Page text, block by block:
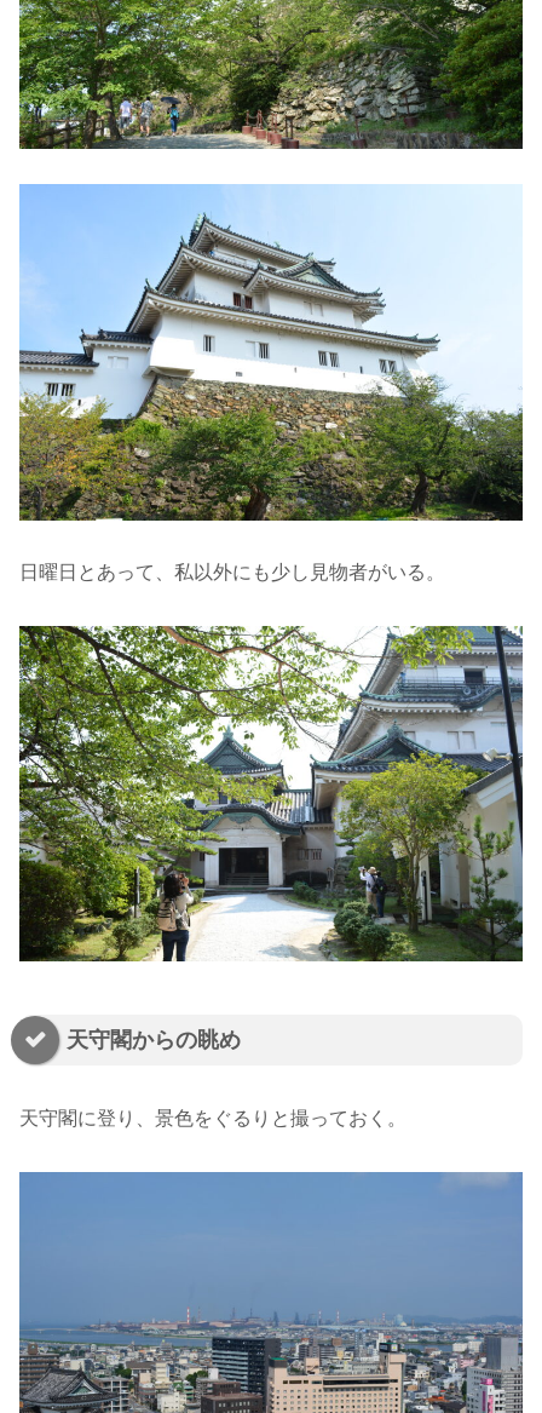
日曜日とあって、私以外にも少し見物者がいる。
天守閣からの眺め
天守閣に登り、景色をぐるりと撮っておく。